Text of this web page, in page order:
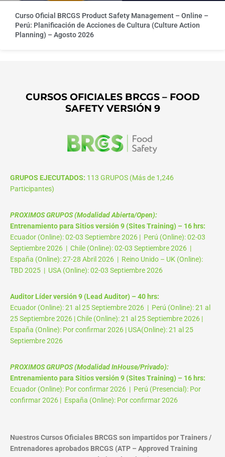
Curso Oficial BRCGS Product Safety Management – Online –
Perú: Planificación de Acciones de Cultura (Culture Action
Planning) – Agosto 2026
CURSOS OFICIALES BRCGS – FOOD
SAFETY VERSIÓN 9
GRUPOS EJECUTADOS: 113 GRUPOS (Más de 1,246
Participantes)
PROXIMOS GRUPOS (Modalidad Abierta/Open):
Entrenamiento para Sitios versión 9 (Sites Training) – 16 hrs:
Ecuador (Online): 02-03 Septiembre 2026 | Perú (Online): 02-03
Septiembre 2026 | Chile (Online): 02-03 Septiembre 2026 |
España (Online): 27-28 Abril 2026 | Reino Unido – UK (Online):
TBD 2025 | USA (Online): 02-03 Septiembre 2026
Auditor Líder versión 9 (Lead Auditor) – 40 hrs:
Ecuador (Online): 21 al 25 Septiembre 2026 | Perú (Online): 21 al
25 Septiembre 2026 | Chile (Online): 21 al 25 Septiembre 2026 |
España (Online): Por confirmar 2026 | USA(Online): 21 al 25
Septiembre 2026
PROXIMOS GRUPOS (Modalidad InHouse/Privado):
Entrenamiento para Sitios versión 9 (Sites Training) – 16 hrs:
Ecuador (Online): Por confirmar 2026 | Perú (Presencial): Por
confirmar 2026 | España (Online): Por confirmar 2026
Nuestros Cursos Oficiales BRCGS son impartidos por Trainers /
Entrenadores aprobados BRCGS (ATP – Approved Training